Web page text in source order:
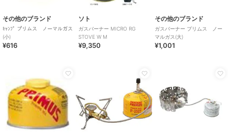
その他のブランド
ｷｬﾝﾌﾟ プリムス ノーマルガス
(小)
¥616
ソト
ガスバーナー MICRO RG
STOVE W M
¥9,350
その他のブランド
ガスバーナー プリムス ノー
マルガス(大)
¥1,001